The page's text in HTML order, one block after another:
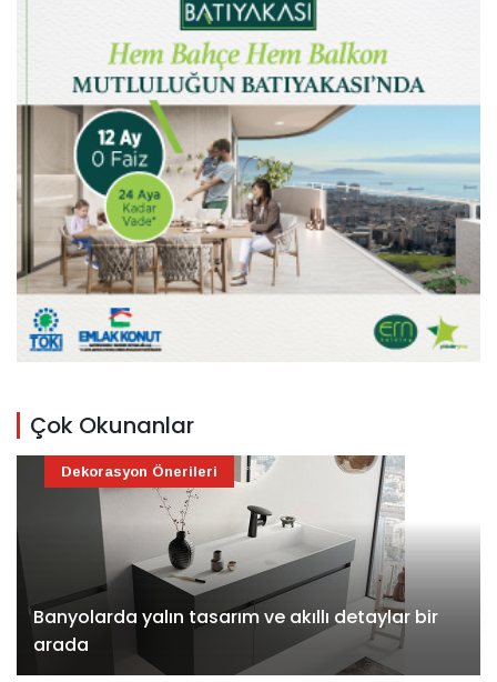
Çok Okunanlar
Banyolarda yalın tasarım ve akıllı detaylar bir
arada
Dekorasyon Önerileri